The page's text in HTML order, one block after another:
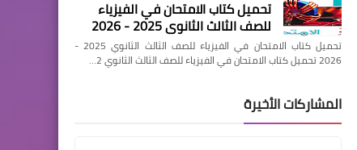
تحميل كتاب الامتحان في الفيزياء
للصف الثالث الثانوي 2025 - 2026
تحميل كتاب الامتحان في الفيزياء للصف الثالث الثانوي 2025 -
2026 تحميل كتاب الامتحان في الفيزياء للصف الثالث الثانوي 2…
المشاركات الأخيرة